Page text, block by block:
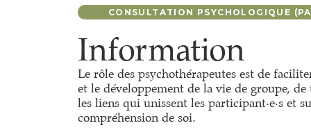
CONSULTATION PSYCHOLOGIQUE
Information
Le rôle des psychothérapeutes est de
et le développement de la vie de groupe,
les liens qui unissent les participant·e·s et
compréhension de soi.